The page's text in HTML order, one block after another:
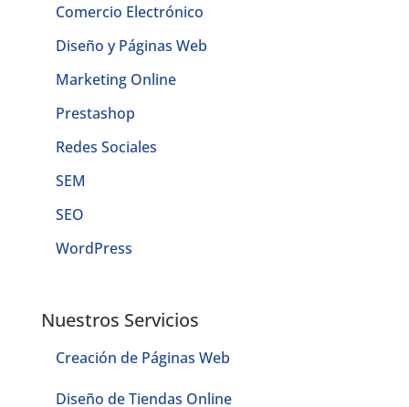
Comercio Electrónico
Diseño y Páginas Web
Marketing Online
Prestashop
Redes Sociales
SEM
SEO
WordPress
Nuestros Servicios
Creación de Páginas Web
Diseño de Tiendas Online